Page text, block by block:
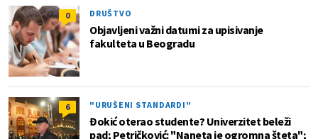
0 DRUŠTVO
Objavljeni važni datumi za upisivanje
fakulteta u Beogradu
6 "URUŠENI STANDARDI"
Đokić oterao studente? Univerzitet beleži
pad; Petričković: "Naneta je ogromna šteta";